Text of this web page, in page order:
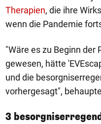
Therapien, die ihre
wenn die Pandemie
"Wäre es zu Beginn der
gewesen, hätte
und die
vorhergesagt",
3